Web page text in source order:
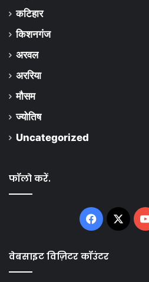
कटिहार
किशनगंज
अरवल
अररिया
मौसम
ज्योतिष
Uncategorized
फॉलो करें.
Facebook
X
वेबसाइट विज़िटर कॉउंटर